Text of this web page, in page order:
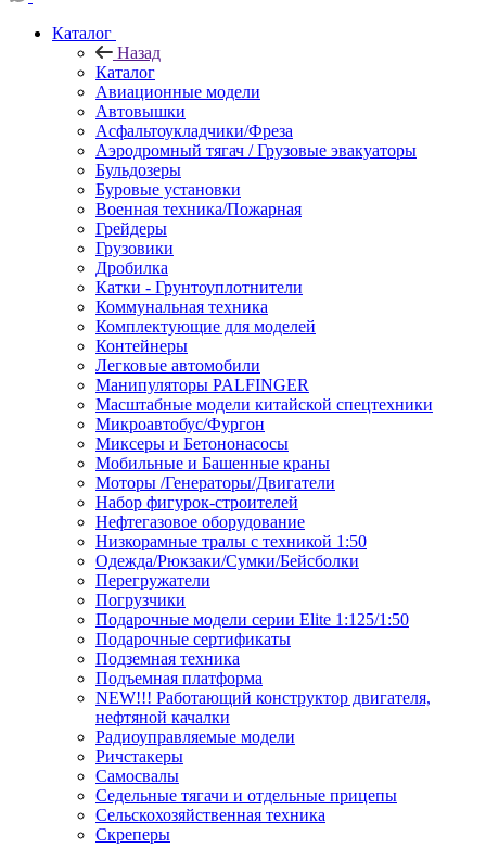
Каталог
Назад
Каталог
Авиационные модели
Автовышки
Асфальтоукладчики/Фреза
Аэродромный тягач / Грузовые эвакуаторы
Бульдозеры
Буровые установки
Военная техника/Пожарная
Грейдеры
Грузовики
Дробилка
Катки - Грунтоуплотнители
Коммунальная техника
Комплектующие для моделей
Контейнеры
Легковые автомобили
Манипуляторы PALFINGER
Масштабные модели китайской спецтехники
Микроавтобус/Фургон
Миксеры и Бетононасосы
Мобильные и Башенные краны
Моторы /Генераторы/Двигатели
Набор фигурок-строителей
Нефтегазовое оборудование
Низкорамные тралы с техникой 1:50
Одежда/Рюкзаки/Сумки/Бейсболки
Перегружатели
Погрузчики
Подарочные модели серии Elite 1:125/1:50
Подарочные сертификаты
Подземная техника
Подъемная платформа
NEW!!! Работающий конструктор двигателя,
нефтяной качалки
Радиоуправляемые модели
Ричстакеры
Самосвалы
Седельные тягачи и отдельные прицепы
Сельскохозяйственная техника
Скреперы